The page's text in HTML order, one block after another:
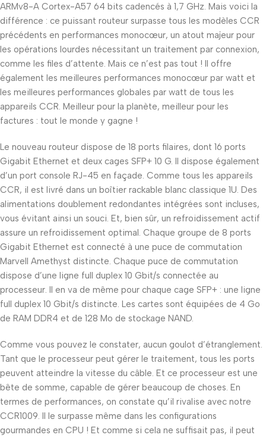
ARMv8-A Cortex-A57 64 bits cadencés à 1,7 GHz. Mais voici la
différence : ce puissant routeur surpasse tous les modèles CCR
précédents en performances monocœur, un atout majeur pour
les opérations lourdes nécessitant un traitement par connexion,
comme les files d’attente. Mais ce n’est pas tout ! Il offre
également les meilleures performances monocœur par watt et
les meilleures performances globales par watt de tous les
appareils CCR. Meilleur pour la planète, meilleur pour les
factures : tout le monde y gagne !
Le nouveau routeur dispose de 18 ports filaires, dont 16 ports
Gigabit Ethernet et deux cages SFP+ 10 G. Il dispose également
d’un port console RJ-45 en façade. Comme tous les appareils
CCR, il est livré dans un boîtier rackable blanc classique 1U. Des
alimentations doublement redondantes intégrées sont incluses,
vous évitant ainsi un souci. Et, bien sûr, un refroidissement actif
assure un refroidissement optimal. Chaque groupe de 8 ports
Gigabit Ethernet est connecté à une puce de commutation
Marvell Amethyst distincte. Chaque puce de commutation
dispose d’une ligne full duplex 10 Gbit/s connectée au
processeur. Il en va de même pour chaque cage SFP+ : une ligne
full duplex 10 Gbit/s distincte. Les cartes sont équipées de 4 Go
de RAM DDR4 et de 128 Mo de stockage NAND.
Comme vous pouvez le constater, aucun goulot d’étranglement.
Tant que le processeur peut gérer le traitement, tous les ports
peuvent atteindre la vitesse du câble. Et ce processeur est une
bête de somme, capable de gérer beaucoup de choses. En
termes de performances, on constate qu’il rivalise avec notre
CCR1009. Il le surpasse même dans les configurations
gourmandes en CPU ! Et comme si cela ne suffisait pas, il peut